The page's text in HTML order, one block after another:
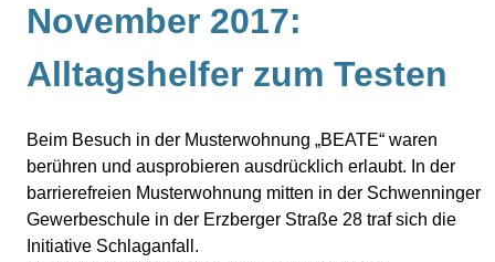
November 2017:
Alltagshelfer zum Testen
Beim Besuch in der Musterwohnung „BEATE“ waren
berühren und ausprobieren ausdrücklich erlaubt. In der
barrierefreien Musterwohnung mitten in der Schwenninger
Gewerbeschule in der Erzberger Straße 28 traf sich die
Initiative Schlaganfall.